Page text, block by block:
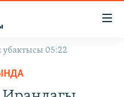
убактысы 05:22